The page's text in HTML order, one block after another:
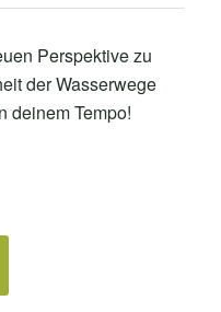
Perspektive zu
der Wasserwege
deinem Tempo!